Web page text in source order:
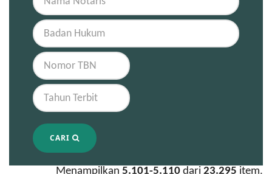
CARI
Menampilkan 5.101-5.110 dari 23.295 item.